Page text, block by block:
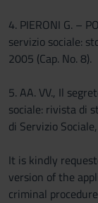
4. PIERONI G. –
servizio sociale:
2005 (Cap. No. 8).
5. AA. VV., Il
sociale: rivista di
di Servizio
It is kindly
version of the
criminal